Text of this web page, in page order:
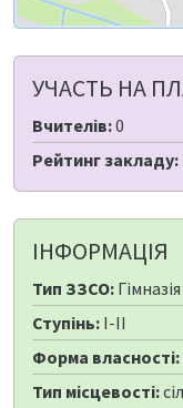
УЧАСТЬ НА
Вчителів:0
Рейтинг закладу:
ІНФОРМАЦІЯ
Тип ЗЗСО:
Ступінь: I-II
Форма власності:
Тип місцевості: